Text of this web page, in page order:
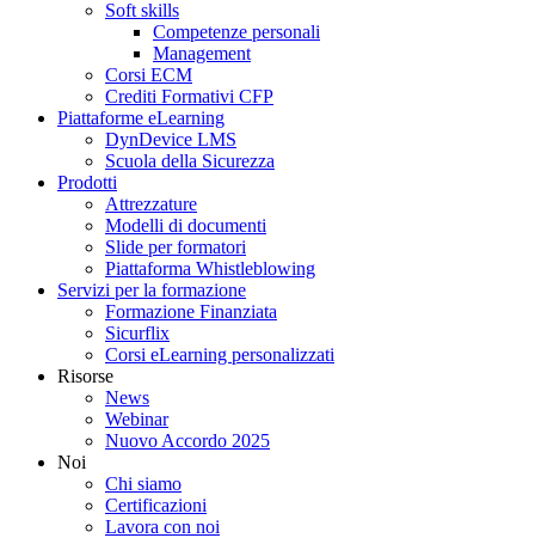
Soft skills
Competenze personali
Management
Corsi ECM
Crediti Formativi CFP
Piattaforme eLearning
DynDevice LMS
Scuola della Sicurezza
Prodotti
Attrezzature
Modelli di documenti
Slide per formatori
Piattaforma Whistleblowing
Servizi per la formazione
Formazione Finanziata
Sicurflix
Corsi eLearning personalizzati
Risorse
News
Webinar
Nuovo Accordo 2025
Noi
Chi siamo
Certificazioni
Lavora con noi